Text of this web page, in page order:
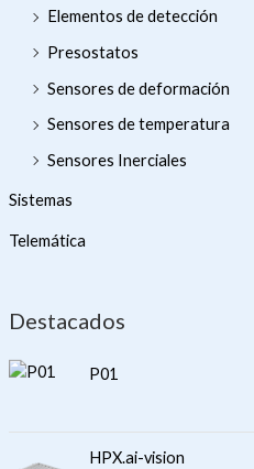
Elementos de detección
Presostatos
Sensores de deformación
Sensores de temperatura
Sensores Inerciales
Sistemas
Telemática
Destacados
P01
HPX.ai-vision